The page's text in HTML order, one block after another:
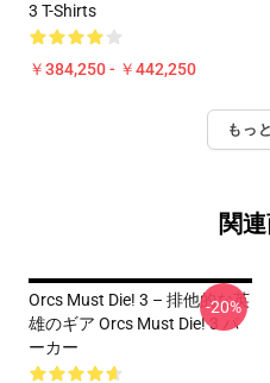
3 T-Shirts
￥384,250 - ￥442,250
もっ
関
Orcs Must Die! 3 – 排他的な英
雄のギア Orcs Must Die! 3 パ
ーカー
-20%